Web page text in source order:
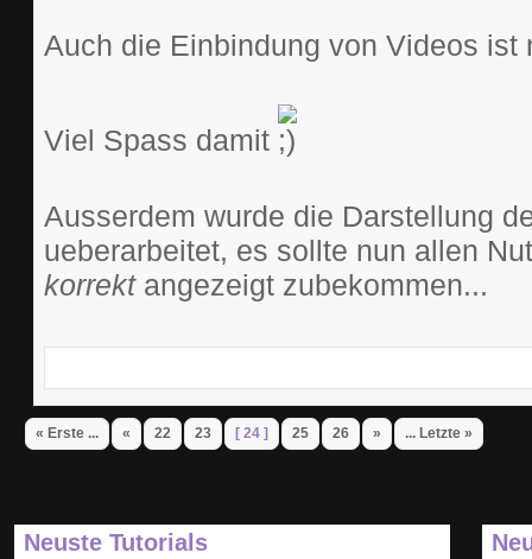
Auch die Einbindung von Videos ist
Viel Spass damit
Ausserdem wurde die Darstellung
ueberarbeitet, es sollte nun allen
korrektangezeigt zubekommen...
« Erste ... « 22 23 [ 24 ] 25 26 » ... Letzte »
Neuste Tutorials